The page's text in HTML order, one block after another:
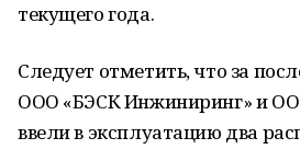
текущего года.
Следует отметить, что за
ООО «БЭСК Инжиниринг» и
ввели в эксплуатацию два